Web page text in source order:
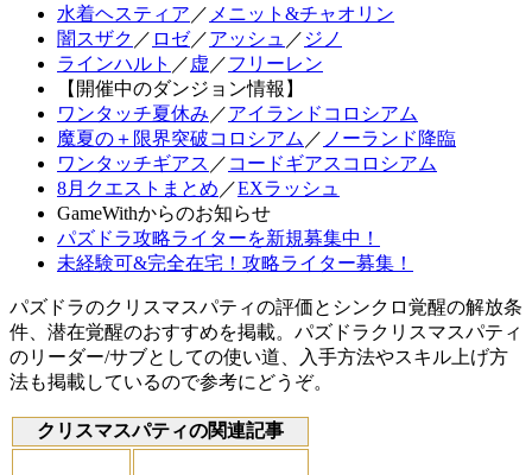
水着ヘスティア ／ メニット&チャオリン
闇スザク ／ ロゼ／アッシュ ／ ジノ
ラインハルト ／ 虚 ／フリーレン
【開催中のダンジョン情報】
ワンタッチ夏休み ／アイランドコロシアム
魔夏の＋限界突破コロシアム ／ ノーランド降臨
ワンタッチギアス ／ コードギアスコロシアム
8月クエストまとめ ／EXラッシュ
GameWithからのお知らせ
パズドラ攻略ライターを新規募集中！
未経験可&完全在宅！攻略ライター募集！
パズドラのクリスマスパティの評価とシンクロ覚醒の解放条
件、潜在覚醒のおすすめを掲載。パズドラクリスマスパティ
のリーダー/サブとしての使い道、入手方法やスキル上げ方
法も掲載しているので参考にどうぞ。
クリスマスパティの関連記事